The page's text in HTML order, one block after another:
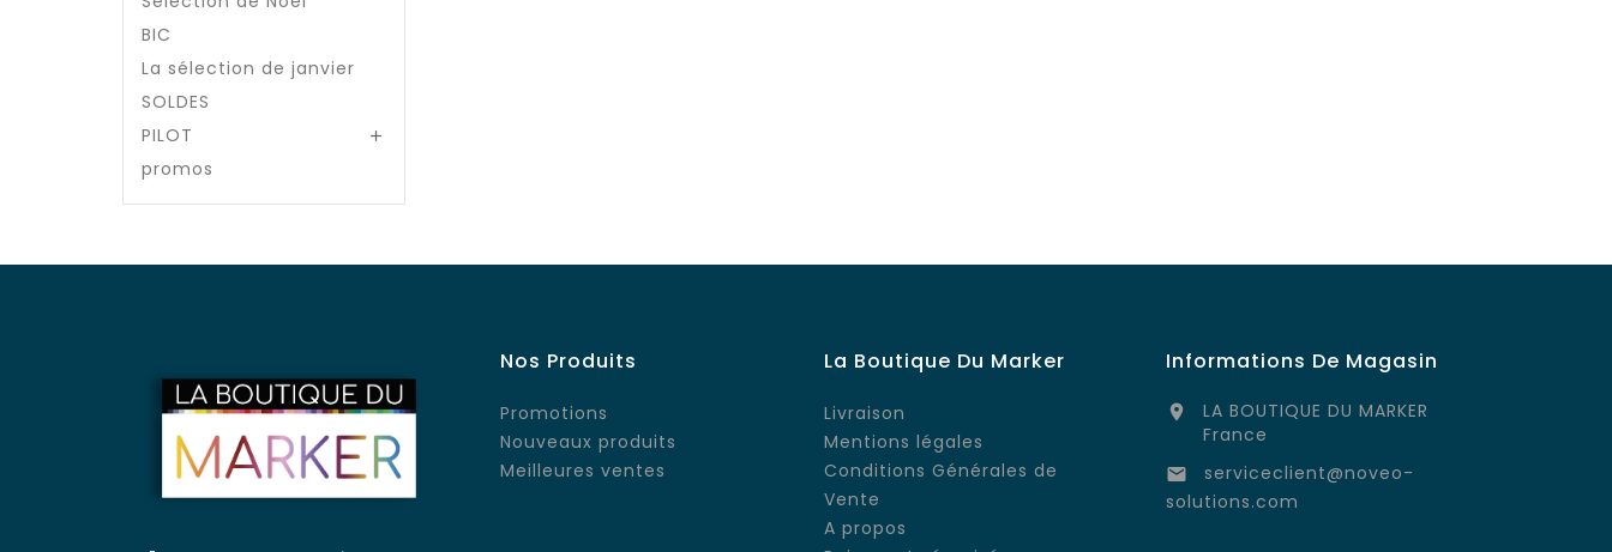
BIC
La sélection de janvier
SOLDES
PILOT

promos
Nos Produits
Promotions
Nouveaux produits
Meilleures ventes
La Boutique Du Marker
Livraison
Mentions légales
Conditions Générales de
Vente
A propos
Informations De Magasin

LA BOUTIQUE DU MARKER
France

serviceclient@noveo-
solutions.com